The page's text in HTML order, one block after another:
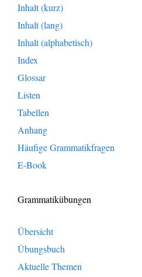
Inhalt (kurz)
Inhalt (lang)
Inhalt (alphabetisch)
Index
Glossar
Listen
Tabellen
Anhang
Häufige Grammatikfragen
E-Book
Grammatikübungen
Übersicht
Übungsbuch
Aktuelle Themen